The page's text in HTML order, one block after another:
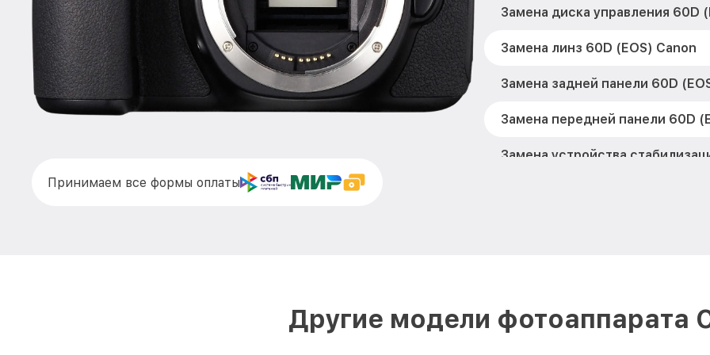
Замена диска управления 60D
Замена линз 60D (EOS) Canon
Замена задней панели 60D
Замена передней панели 60D
Замена устройства
Замена CCD/CMOS матрицы
Принимаем все формы оплаты
Другие модели фотоаппарата